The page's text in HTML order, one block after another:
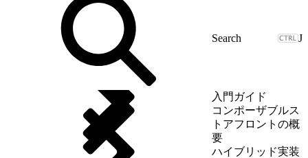
J
入門ガイド
コンポーザブルス
トアフロントの概
要
ハイブリッド実装